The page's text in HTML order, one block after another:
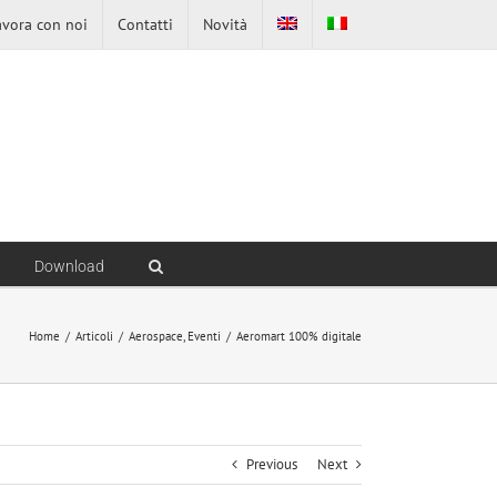
con noi Contatti Novità
Download
Home / Articoli / Aerospace Eventi / Aeromart 100% digitale
Previous Next